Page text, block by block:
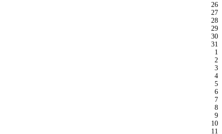
26
27
28
29
30
31
1
2
3
4
5
6
7
8
9
10
11